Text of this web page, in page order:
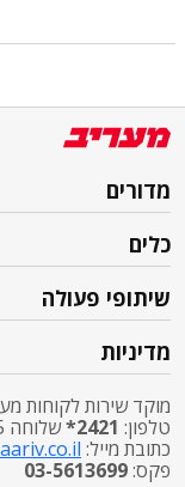
מדורים
כלים
שיתופי פעולה
מדיניות
מוקד שירות לקוחות
טלפון: 2421* שלוחה 5 מעריב או
כתובת מייל:
פקס:03-5613699